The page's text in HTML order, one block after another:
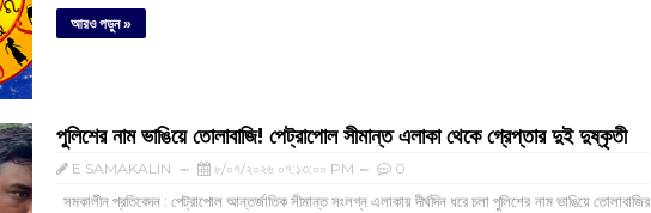
আরও পড়ুন »
পুলিশের নাম ভাঙিয়ে তোলাবাজি! পেট্রাপোল সীমান্ত এলাকা থেকে গ্রেপ্তার দুই দুষ্কৃতী
E SAMAKALIN ৮/০৭/২০২৬ ০৭:১৩:০০ PM 0
সমকালীন প্রতিবেদন : পেট্রাপোল আন্তর্জাতিক সীমান্ত সংলগ্ন এলাকায় দীর্ঘদিন ধরে চলা পুলিশের নাম ভাঙিয়ে তোলাবাজির